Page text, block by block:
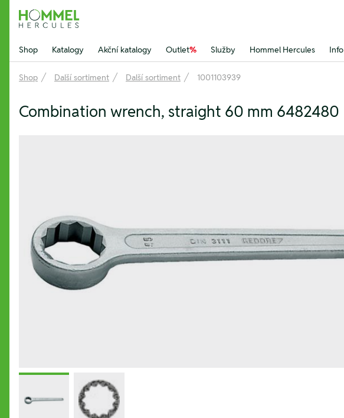
Hommel Hercules
Shop Katalogy Akční katalogy Outlet% Služby Hommel Hercules Info
Shop Další sortiment Další sortiment 1001103939
Combination wrench, straight 60 mm 6482480